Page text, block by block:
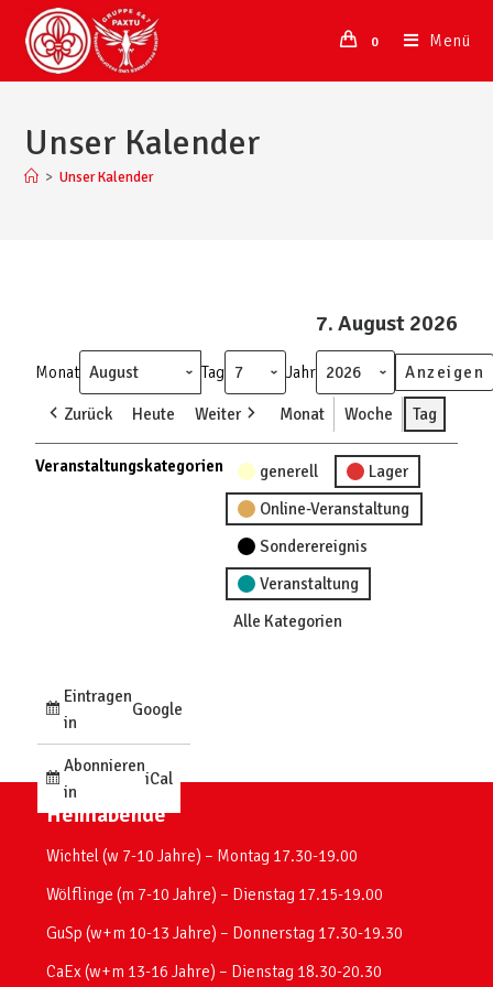
0 Menü
Unser Kalender
> Unser Kalender
7. August 2026
Monat Tag Jahr
Zurück Heute Weiter Monat Woche Tag
Veranstaltungskategorien generell
Lager
Online-Veranstaltung
Sonderereignis
Veranstaltung
Alle Kategorien
Eintragen
in
Google
Abonnieren
in
iCal
Heimabende
Wichtel (w 7-10 Jahre) – Montag 17.30-19.00
Wölflinge (m 7-10 Jahre) – Dienstag 17.15-19.00
GuSp (w+m 10-13 Jahre) – Donnerstag 17.30-19.30
CaEx (w+m 13-16 Jahre) – Dienstag 18.30-20.30